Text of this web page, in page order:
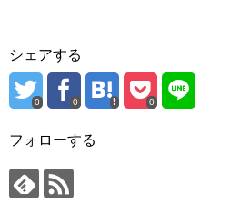
シェアする
0 0 0
フォローする